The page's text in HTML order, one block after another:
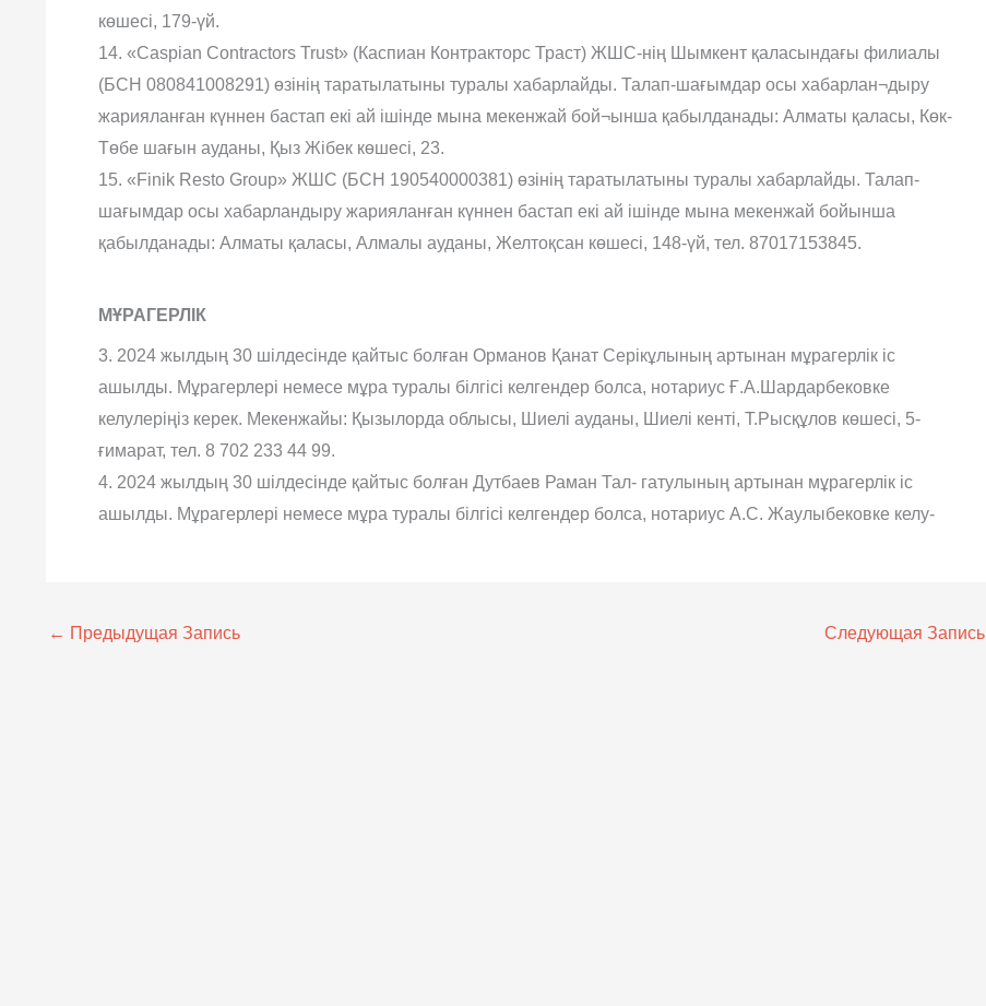
көшесі, 179-үй.
14. «Caspian Contractors Trust» (Каспиан Контракторс Траст) ЖШС-нің Шымкент қаласындағы филиалы
(БСН 080841008291) өзінің таратылатыны туралы хабарлайды. Талап-шағымдар осы хабарлан¬дыру
жарияланған күннен бастап екі ай ішінде мына мекенжай бой¬ынша қабылданады: Алматы қаласы, Көк-
Төбе шағын ауданы, Қыз Жібек көшесі, 23.
15. «Finik Resto Group» ЖШС (БСН 190540000381) өзінің таратылатыны туралы хабарлайды. Талап-
шағымдар осы хабарландыру жарияланған күннен бастап екі ай ішінде мына мекенжай бойынша
қабылданады: Алматы қаласы, Алмалы ауданы, Желтоқсан көшесі, 148-үй, тел. 87017153845.
МҰРАГЕРЛІК
3. 2024 жылдың 30 шілдесінде қайтыс болған Орманов Қанат Серікұлының артынан мұрагерлік іс
ашылды. Мұрагерлері немесе мұра туралы білгісі келгендер болса, нотариус Ғ.А.Шардарбековке
келулеріңіз керек. Мекенжайы: Қызылорда облысы, Шиелі ауданы, Шиелі кенті, Т.Рысқұлов көшесі, 5-
ғимарат, тел. 8 702 233 44 99.
4. 2024 жылдың 30 шілдесінде қайтыс болған Дутбаев Раман Тал- гатулының артынан мұрагерлік іс
ашылды. Мұрагерлері немесе мұра туралы білгісі келгендер болса, нотариус А.С. Жаулыбековке келу-
← Предыдущая Запись Следующая Запись